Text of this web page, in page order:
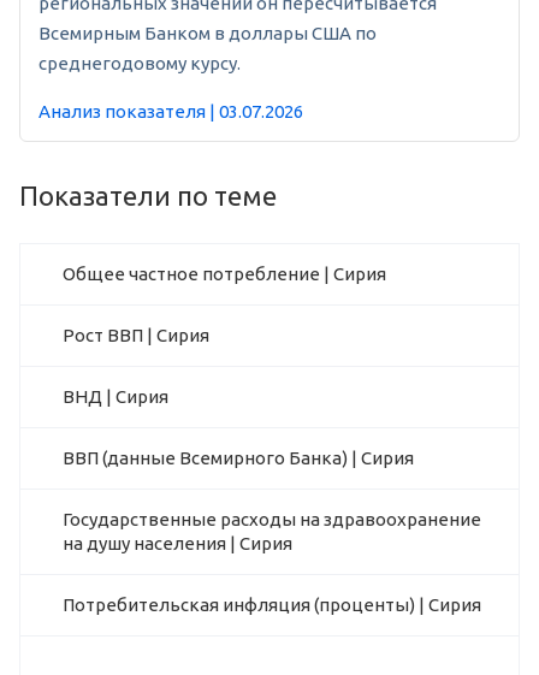
Всемирным Банком в доллары США по
среднегодовому курсу.
Анализ показателя | 03.07.2026
Показатели по теме
Общее частное потребление | Сирия
Рост ВВП | Сирия
ВНД | Сирия
ВВП (данные Всемирного Банка) | Сирия
Государственные расходы на здравоохранение
на душу населения | Сирия
Потребительская инфляция (проценты) | Сирия